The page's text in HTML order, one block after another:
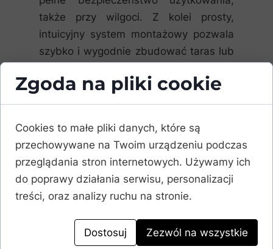
także przy wilgoci. Z kolei prosty,
intuicyjny system montażowy pozwala
szybko i wygodnie zbudować taras lub
Dostępne w naturalnych odcieniach
Maple, Teak i Walnut, deski
kompozytowe Legro Natural
harmonijnie komponują się z różnymi
stylami aranżacji, dodając elegancji i
naturalnego charakteru każdej
przestrzeni zewnętrznej.
Zgoda na pliki cookie
Cookies to małe pliki danych, które są
przechowywane na Twoim urządzeniu podczas
przeglądania stron internetowych. Używamy ich
do poprawy działania serwisu, personalizacji
treści, oraz analizy ruchu na stronie.
Dostosuj Zezwól na wszystkie